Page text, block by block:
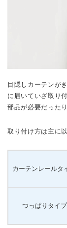
目隠しカーテンが
に届いていざ取り
部品が必要だった
取り付け方は主に
カーテンレールタ
つっぱりタイプ